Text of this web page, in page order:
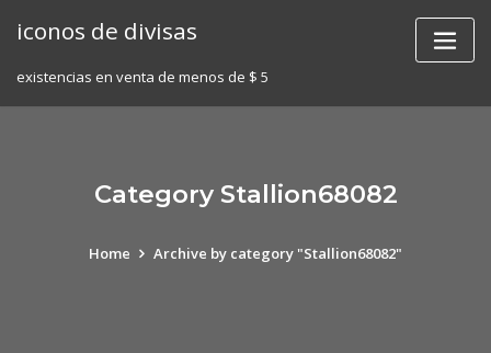
iconos de divisas
existencias en venta de menos de $ 5
Category Stallion68082
Home Archive by category "Stallion68082"